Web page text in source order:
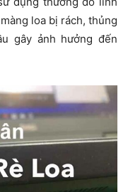
loa bị rách, thủng
gây ảnh hưởng đến